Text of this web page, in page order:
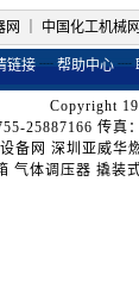
网 中国化工机械
链接 ┈ 帮助中心 ┈
Copyright
25887166 传真
备网 深圳亚威华
气体调压器 撬装